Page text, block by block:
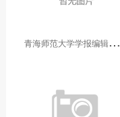
青
海师范大学学报编辑部赴大通县城关镇上毛佰胜村开展帮扶慰问活动